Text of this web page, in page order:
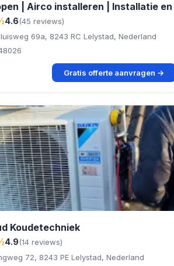
| Airco installeren | Installatie
4.6(45 reviews)
69a, 8243 RC Lelystad, Nederland
Gratis offerte aanvragen →
Koudetechniek
4.9(14 reviews)
72, 8243 PE Lelystad, Nederland